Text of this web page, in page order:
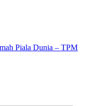
Piala Dunia – TPM